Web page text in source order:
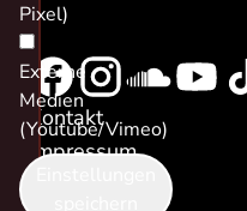
Kontakt
Impressum
Pixel)
Externe
Medien
(Youtube/Vimeo)